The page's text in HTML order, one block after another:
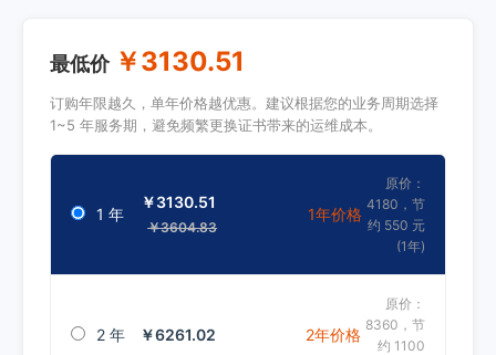
最低价 ￥3130.51
订购年限越久，单年价格越优惠。建议根据您的业务周期选择
1~5 年服务期，避免频繁更换证书带来的运维成本。
1 年
￥3130.51
￥3604.83
1年价格
原价：
4180，节
约 550 元
(1年)
2 年 ￥6261.02 2年价格
原价：
8360，节
约 1100